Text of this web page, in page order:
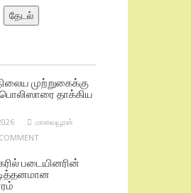
தேடல்
முற்றுகைக்கு
தாக்கிய
மாவையூரன்
படையினரின்